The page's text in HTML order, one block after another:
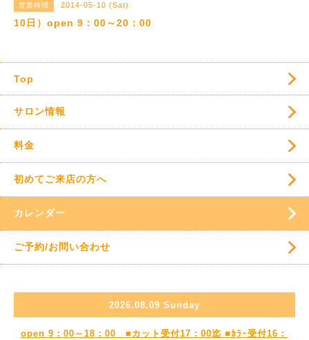
営業時間 2014-05-10 (Sat)
10日）open 9：00～20：00
Top
サロン情報
料金
初めてご来店の方へ
カレンダー
ご予約/お問い合わせ
2026.08.09 Sunday
open 9：00～18：00 ■カット受付17：00迄 ■ｶﾗｰ受付16：